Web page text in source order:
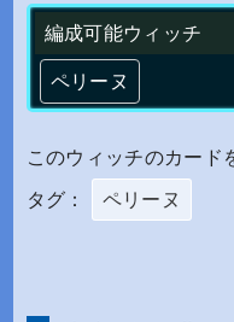
編成可能ウィッチ
ペリーヌ
このウィッチのカード
タグ： ペリーヌ